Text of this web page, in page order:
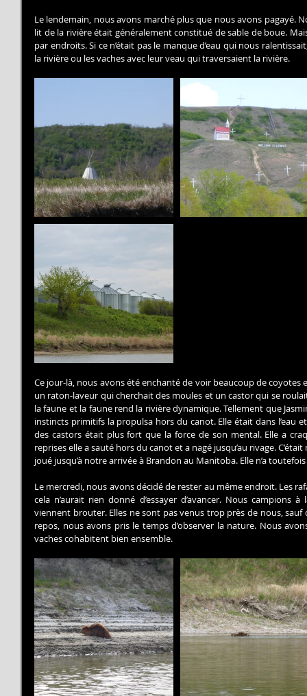
Le lendemain, nous avons marché plus que nous avons pagayé.
lit de la rivière était généralement constitué de sable de boue.
par endroits. Si ce n’était pas le manque d’eau qui nous
la rivière ou les vaches avec leur veau qui traversaient la rivière.
Ce jour-là, nous avons été enchanté de voir beaucoup de
un raton-laveur qui cherchait des moules et un castor qui se
la faune et la faune rend la rivière dynamique. Tellement que
instincts primitifs la propulsa hors du canot. Elle était dans l’eau
des castors était plus fort que la force de son mental. Elle a
reprises elle a sauté hors du canot et a nagé jusqu’au rivage.
joué jusqu’à notre arrivée à Brandon au Manitoba. Elle n’a
Le mercredi, nous avons décidé de rester au même endroit. Les
cela n’aurait rien donné d’essayer d’avancer. Nous campions
viennent brouter. Elles ne sont pas venus trop près de nous,
repos, nous avons pris le temps d’observer la nature. Nous
vaches cohabitent bien ensemble.